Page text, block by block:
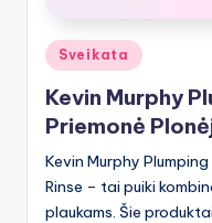
Posted
in
Sveikata
Kevin Murphy
Priemonė
Kevin Murphy
Rinse – tai puiki
plaukams. Šie